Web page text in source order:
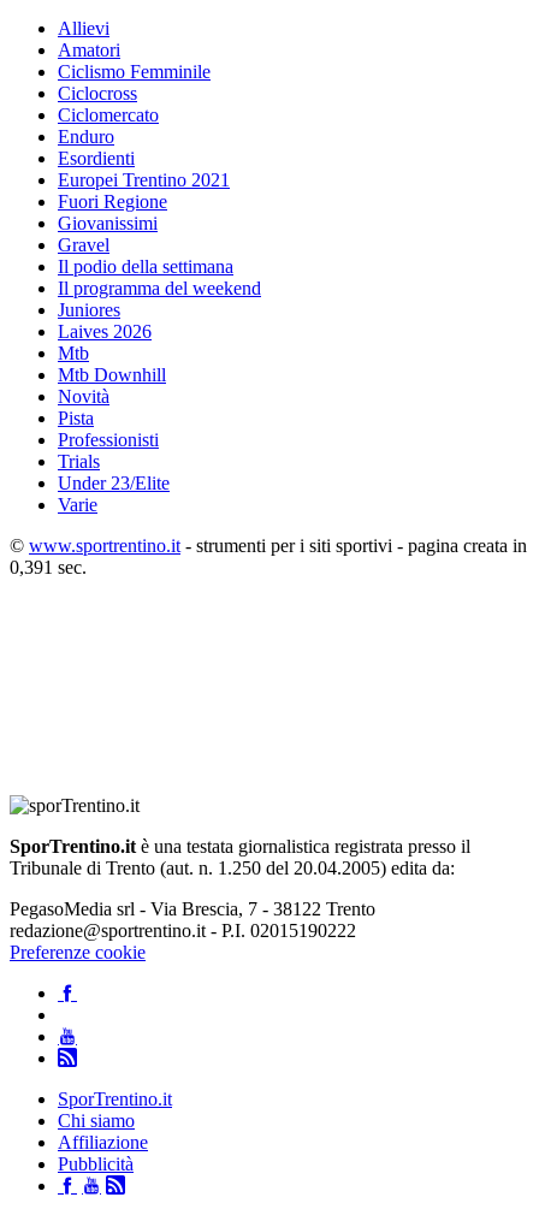
Allievi
Amatori
Ciclismo Femminile
Ciclocross
Ciclomercato
Enduro
Esordienti
Europei Trentino 2021
Fuori Regione
Giovanissimi
Gravel
Il podio della settimana
Il programma del weekend
Juniores
Laives 2026
Mtb
Mtb Downhill
Novità
Pista
Professionisti
Trials
Under 23/Elite
Varie
© www.sportrentino.it - strumenti per i siti sportivi - pagina creata in
0,391 sec.
SporTrentino.it è una testata giornalistica registrata presso il
Tribunale di Trento (aut. n. 1.250 del 20.04.2005) edita da:
PegasoMedia srl - Via Brescia, 7 - 38122 Trento
redazione@sportrentino.it - P.I. 02015190222
Preferenze cookie
SporTrentino.it
Chi siamo
Affiliazione
Pubblicità